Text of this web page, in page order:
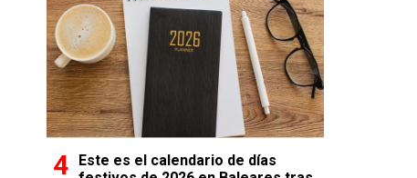
Este es el calendario de días